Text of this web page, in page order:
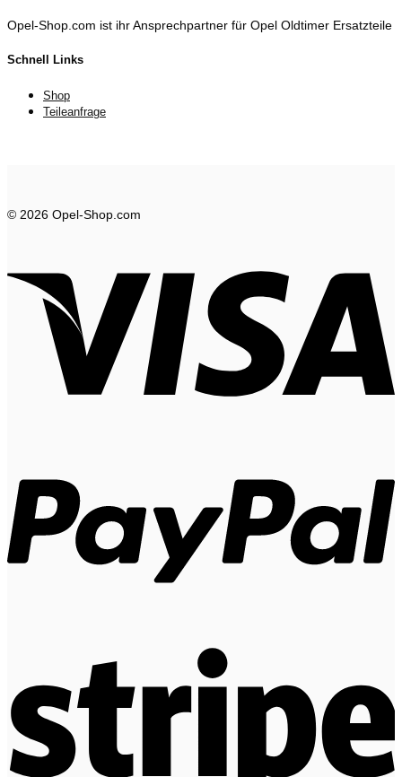
Opel-Shop.com ist ihr Ansprechpartner für Opel Oldtimer Ersatzteile
Schnell Links
Shop
Teileanfrage
© 2026 Opel-Shop.com